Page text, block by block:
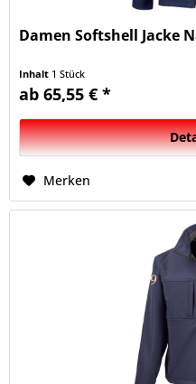
Damen Softshell Jacke
Inhalt 1 Stück
ab 65,55 € *
Merken